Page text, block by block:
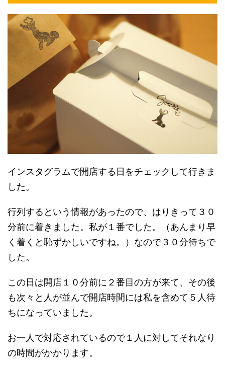
インスタグラムで開店する日をチェックして行きま
した。
行列するという情報があったので、はりきって３０
分前に着きました。私が１番でした。（あんまり早
く着くと恥ずかしいですね。）なので３０分待ちで
した。
この日は開店１０分前に２番目の方が来て、その後
も次々と人が並んで開店時間には私を含めて５人待
ちになっていました。
お一人で対応されているので１人に対してそれなり
の時間がかかります。